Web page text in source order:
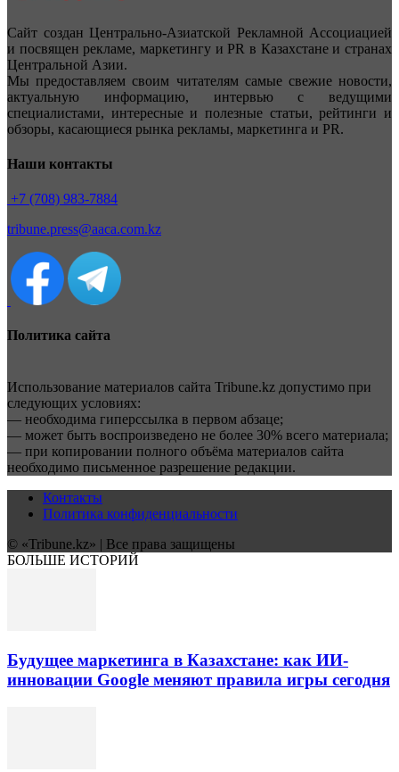
Сайт создан Центрально-Азиатской Рекламной Ассоциацией
и посвящен рекламе, маркетингу и PR в Казахстане и странах
Центральной Азии.
Мы предоставляем своим читателям самые свежие новости,
актуальную информацию, интервью с ведущими
специалистами, интересные и полезные статьи, рейтинги и
обзоры, касающиеся рынка рекламы, маркетинга и PR.
Наши контакты
+7 (708) 983-7884
tribune.press@aaca.com.kz
Политика сайта
Использование материалов сайта Tribune.kz допустимо при
следующих условиях:
— необходима гиперссылка в первом абзаце;
— может быть воспроизведено не более 30% всего материала;
— при копировании полного объёма материалов сайта
необходимо письменное разрешение редакции.
Контакты
Политика конфиденциальности
© «Tribune.kz» | Все права защищены
БОЛЬШЕ ИСТОРИЙ
Будущее маркетинга в Казахстане: как ИИ-
инновации Google меняют правила игры сегодня